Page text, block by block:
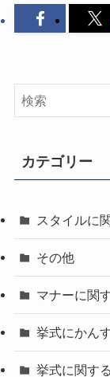
カテゴリー
スタイルに
その他
マナーに関
挙式にかん
挙式に関す